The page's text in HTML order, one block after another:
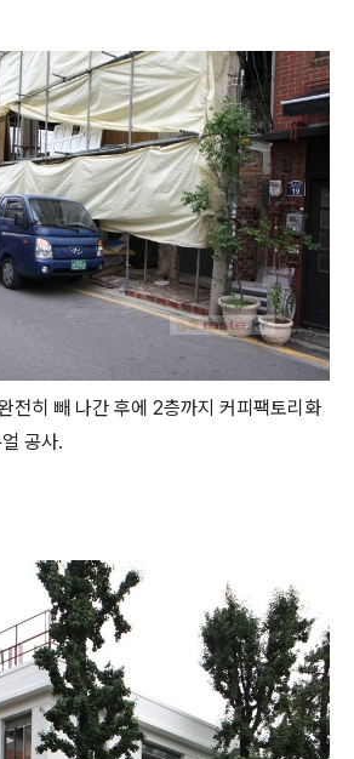
전히 빼 나간 후에 2층까지 커피팩토리화
공사.